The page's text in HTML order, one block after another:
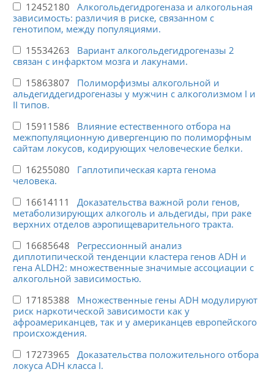
12452180 Алкогольдегидрогеназа и алкогольная
зависимость: различия в риске, связанном с
генотипом, между популяциями.
15534263 Вариант алкогольдегидрогеназы 2
связан с инфарктом мозга и лакунами.
15863807 Полиморфизмы алкогольной и
альдегиддегидрогеназы у мужчин с алкоголизмом I и
II типов.
15911586 Влияние естественного отбора на
межпопуляционную дивергенцию по полиморфным
сайтам локусов, кодирующих человеческие белки.
16255080 Гаплотипическая карта генома
человека.
16614111 Доказательства важной роли генов,
метаболизирующих алкоголь и альдегиды, при раке
верхних отделов аэропищеварительного тракта.
16685648 Регрессионный анализ
диплотипической тенденции кластера генов ADH и
гена ALDH2: множественные значимые ассоциации с
алкогольной зависимостью.
17185388 Множественные гены ADH модулируют
риск наркотической зависимости как у
афроамериканцев, так и у американцев европейского
происхождения.
17273965 Доказательства положительного отбора
локуса ADH класса I.